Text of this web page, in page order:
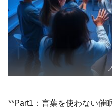
**Part1：言葉を使わない